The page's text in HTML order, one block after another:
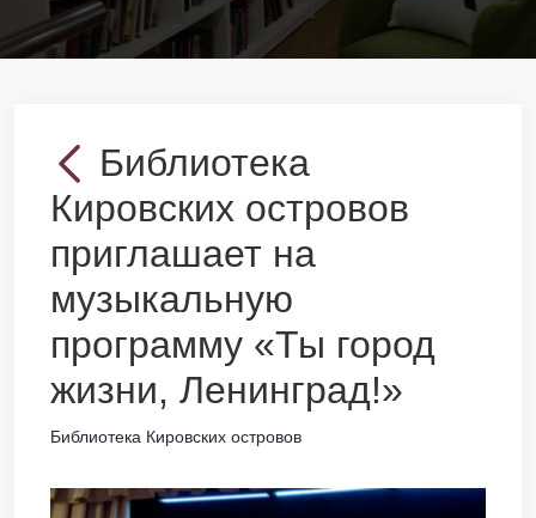
Библиотека
Кировских островов
приглашает на
музыкальную
программу «Ты город
жизни, Ленинград!»
Библиотека Кировских островов